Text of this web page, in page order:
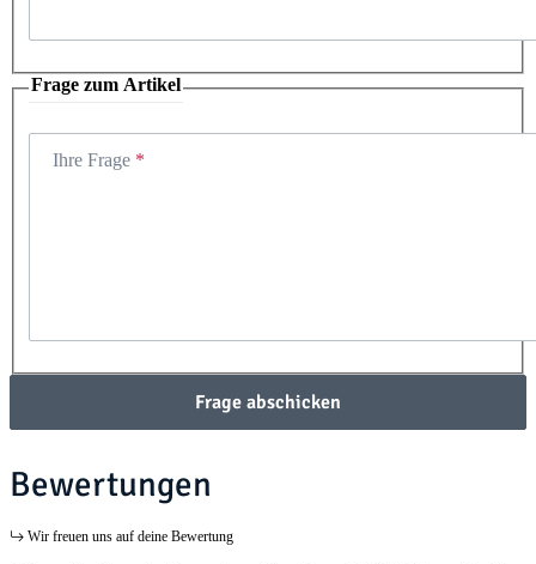
Frage zum Artikel
Ihre Frage
Frage abschicken
Bewertungen
Wir freuen uns auf deine Bewertung